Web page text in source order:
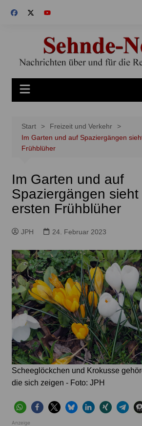
Inhalt
Start
Freizeit und Verkehr
Im Garten und auf Spaziergängen
Frühblüher
Im Garten und auf
Spaziergängen
ersten Frühblüher
JPH 24. Februar 2023
Scheeglöckchen und Krokusse
die sich zeigen - Foto: JPH
Anzeige